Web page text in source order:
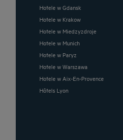
Hotele w Gdansk
Hotele w Krakow
Hotele w Miedzyzdroje
Hotele w Munich
Hotele w Paryz
Hotele w Warszawa
Hotele w Aix-En-Provence
Hôtels Lyon